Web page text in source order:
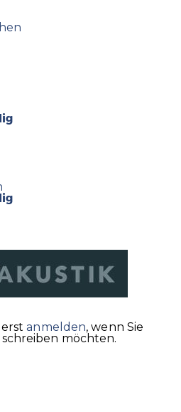
anmelden, wenn Sie
möchten.